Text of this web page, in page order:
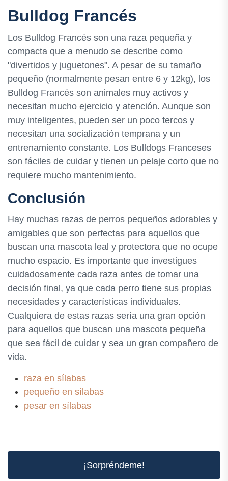
Bulldog Francés
Los Bulldog Francés son una raza pequeña y
compacta que a menudo se describe como
"divertidos y juguetones". A pesar de su tamaño
pequeño (normalmente pesan entre 6 y 12kg), los
Bulldog Francés son animales muy activos y
necesitan mucho ejercicio y atención. Aunque son
muy inteligentes, pueden ser un poco tercos y
necesitan una socialización temprana y un
entrenamiento constante. Los Bulldogs Franceses
son fáciles de cuidar y tienen un pelaje corto que no
requiere mucho mantenimiento.
Conclusión
Hay muchas razas de perros pequeños adorables y
amigables que son perfectas para aquellos que
buscan una mascota leal y protectora que no ocupe
mucho espacio. Es importante que investigues
cuidadosamente cada raza antes de tomar una
decisión final, ya que cada perro tiene sus propias
necesidades y características individuales.
Cualquiera de estas razas sería una gran opción
para aquellos que buscan una mascota pequeña
que sea fácil de cuidar y sea un gran compañero de
vida.
raza en sílabas
pequeño en sílabas
pesar en sílabas
¡Sorpréndeme!